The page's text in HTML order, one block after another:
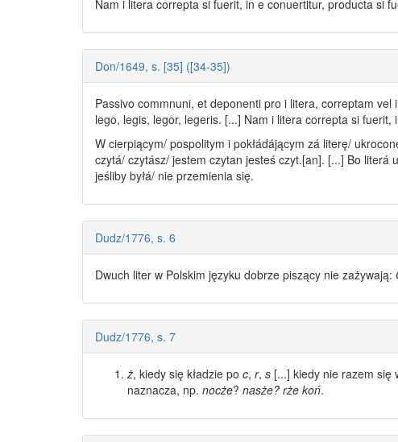
Nam i litera correpta si fuerit, in e conuertitur, producta si
Don/1649, s. [35] ([34-35])
Passivo commnuni, et deponenti pro i litera, correptam
lego, legis, legor, legeris. [...] Nam i litera correpta si
W cierpiącym/ pospolitym i pokłádájącym zá literę/
czytá/ czytász/ jestem czytan jesteś czyt.[an]. [...] Bo literá
jeśliby byłá/ nie przemienia się.
Dudz/1776, s. 6
Dwuch liter w Polskim języku dobrze piszący nie zażywają:
Dudz/1776, s. 7
ż, kiedy się kładzie po c, r, s [...] kiedy nie razem się
naznacza, np. nocże? nasże? rże koń.